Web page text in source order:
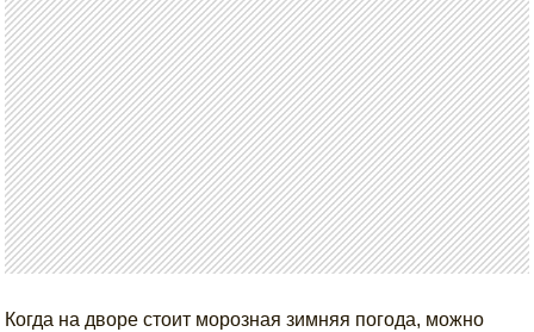
Когда на дворе стоит морозная зимняя погода, можно